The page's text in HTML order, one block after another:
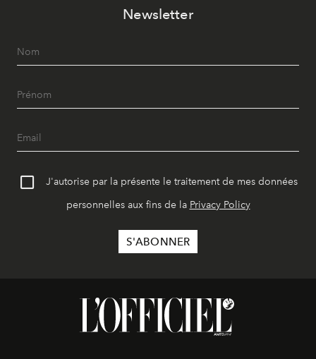
Newsletter
J'autorise par la présente le traitement de mes données
personnelles aux fins de la Privacy Policy